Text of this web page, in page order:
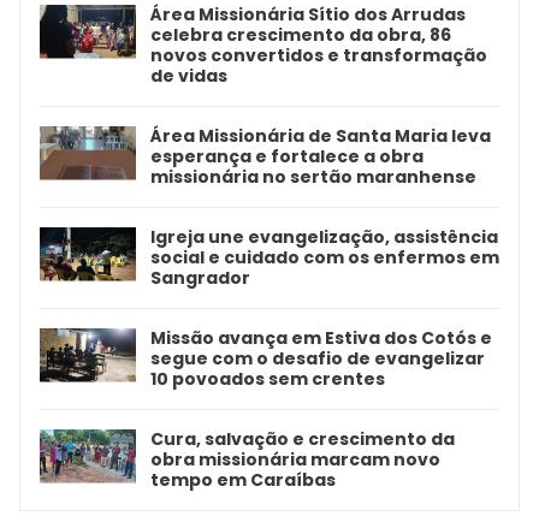
Área Missionária Sítio dos Arrudas
celebra crescimento da obra, 86
novos convertidos e transformação
de vidas
Área Missionária de Santa Maria leva
esperança e fortalece a obra
missionária no sertão maranhense
Igreja une evangelização, assistência
social e cuidado com os enfermos em
Sangrador
Missão avança em Estiva dos Cotós e
segue com o desafio de evangelizar
10 povoados sem crentes
Cura, salvação e crescimento da
obra missionária marcam novo
tempo em Caraíbas